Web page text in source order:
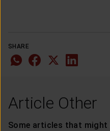
SHARE
Article Other
Some articles that might